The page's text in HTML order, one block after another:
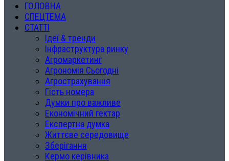
ГОЛОВНА
СПЕЦТЕМА
СТАТТІ
Ідеї & тренди
Інфраструктура ринку
Агромаркетинг
Агрономія Сьогодні
Агрострахування
Гість номера
Думки про важливе
Економічний гектар
Експертна думка
Життєве середовище
Зберігання
Кермо керівника